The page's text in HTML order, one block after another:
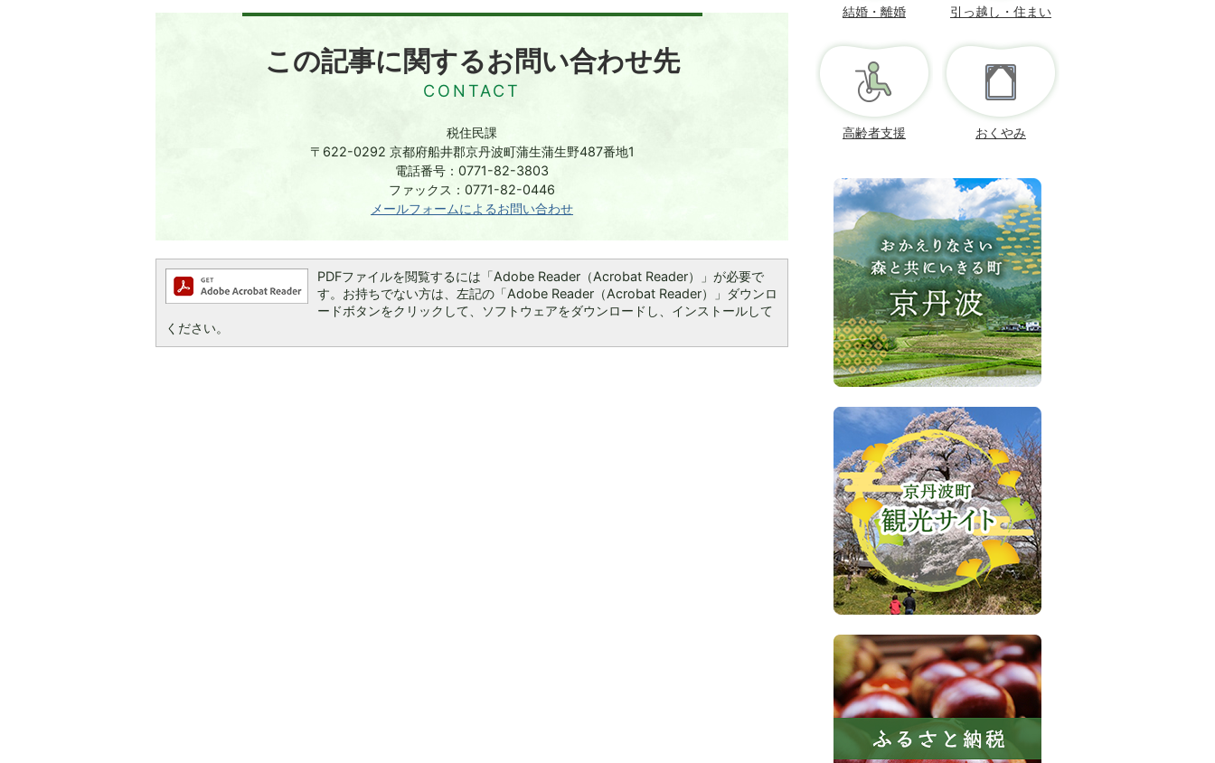
この記事に関するお問い合わせ先
税住民課
〒622-0292 京都府船井郡京丹波町蒲生蒲生野487番地1
電話番号：0771-82-3803
ファックス：0771-82-0446
メールフォームによるお問い合わせ
PDFファイルを閲覧するには「Adobe Reader（Acrobat Reader）」が必要で
す。お持ちでない方は、左記の「Adobe Reader（Acrobat Reader）」ダウンロ
ードボタンをクリックして、ソフトウェアをダウンロードし、インストールして
ください。
結婚・離婚 引っ越し・住まい
高齢者支援 おくやみ
お
か
え
り
な
さ
い、
森
と
共
に
き
町
京
丹
波
京
波
町
観
光
サ
イ
ト
ふ
さ
と
納